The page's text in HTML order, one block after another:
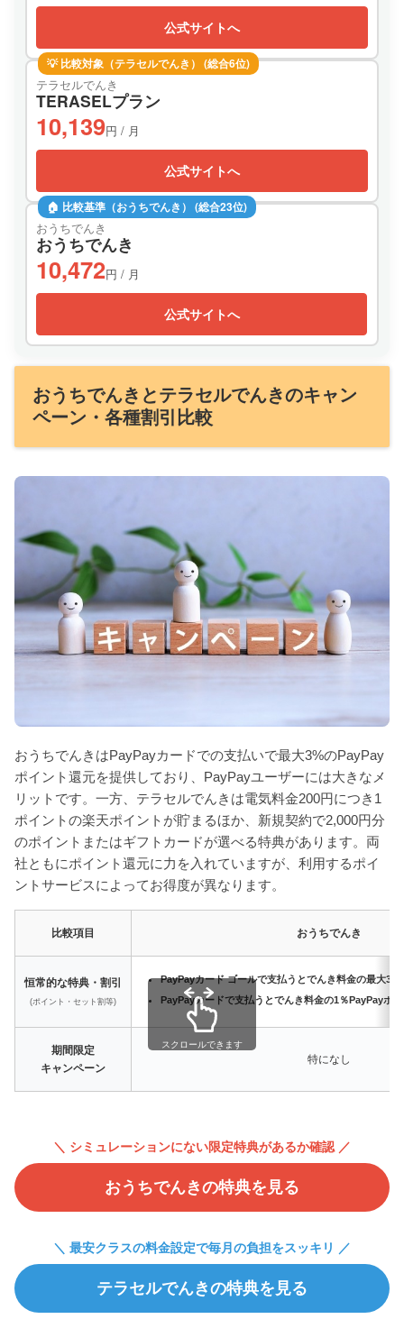
公式サイトへ
💡 比較対象（テラセルでんき） (総合6位)
テラセルでんき
TERASELプラン
10,139円 / 月
公式サイトへ
🏠 比較基準（おうちでんき） (総合23位)
おうちでんき
おうちでんき
10,472円 / 月
公式サイトへ
おうちでんきとテラセルでんきのキャン
ペーン・各種割引比較
おうちでんきはPayPayカードでの支払いで最大3%のPayPay
ポイント還元を提供しており、PayPayユーザーには大きなメ
リットです。一方、テラセルでんきは電気料金200円につき1
ポイントの楽天ポイントが貯まるほか、新規契約で2,000円分
のポイントまたはギフトカードが選べる特典があります。両
社ともにポイント還元に力を入れていますが、利用するポイ
ントサービスによってお得度が異なります。
比較項目 おうちでんき
恒常的な特典・割引
(ポイント・セット割等)
PayPayカード ゴールで支払うとでんき料金の最大
PayPayカードで支払うとでんき料金の1％PayPayポ
期間限定
キャンペーン
特になし
スクロールできます
＼ シミュレーションにない限定特典があるか確認 ／
おうちでんきの特典を見る
＼ 最安クラスの料金設定で毎月の負担をスッキリ ／
テラセルでんきの特典を見る